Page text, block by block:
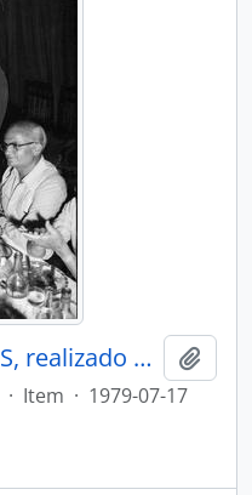
Comício político do CDS, realizado em Oliveira de Azeméis
· Item · 1979-07-17